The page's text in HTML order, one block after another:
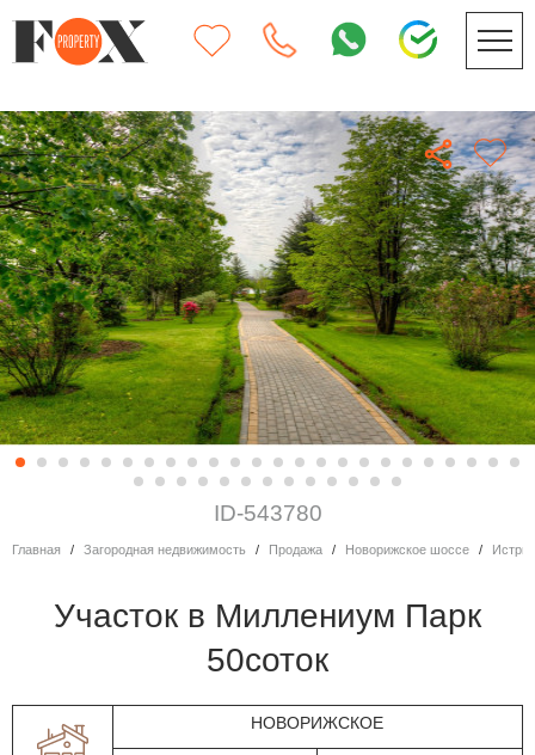
ID-543780
Главная Загородная недвижимость Продажа Новорижское шоссе
участок в Миллениум Парк
50соток
НОВОРИЖСКОЕ